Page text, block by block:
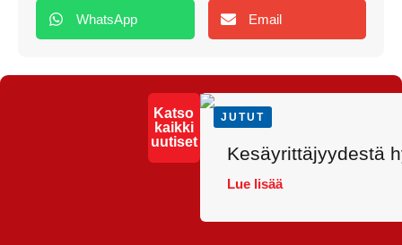
WhatsApp Email
Katso
kaikki
uutiset
JUTUT
Kesäyrittäjyydestä
Lue lisää